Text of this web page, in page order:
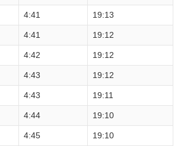
4:41 19:13
4:41 19:12
4:42 19:12
4:43 19:12
4:43 19:11
4:44 19:10
4:45 19:10